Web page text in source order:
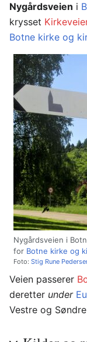
Nygårdsveien i
krysset
Botne kirke og
Nygårdsveien i
for Botne kirke og
Foto: Stig Rune
Veien passerer
deretter under
Vestre og